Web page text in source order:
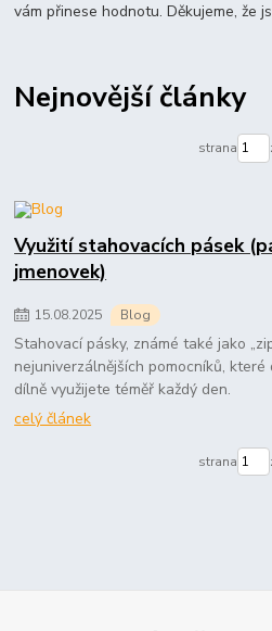
vám přinese hodnotu. Děkujeme, že
Nejnovější články
strana
Využití stahovacích pásek
jmenovek)
15.08.2025 Blog
Stahovací pásky, známé také jako
nejuniverzálnějších pomocníků,
dílně využijete téměř každý den.
celý článek
strana